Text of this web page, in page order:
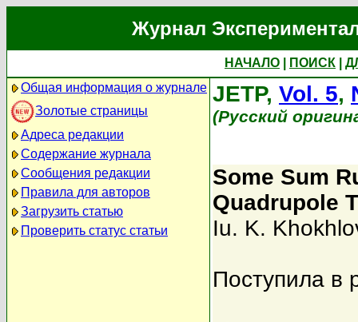
Журнал
НАЧАЛО ПОИСК
Общая информация о журнале
Золотые страницы
Адреса редакции
Содержание журнала
Сообщения редакции
Правила для авторов
Загрузить статью
Проверить статус статьи
JETP, Vol. 5,
(Русский
Some Sum
Quadrupole
Iu. K.
Поступила в